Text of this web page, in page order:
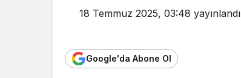
18 Temmuz 2025, 03:48 yayınlandı
Google'da Abone Ol